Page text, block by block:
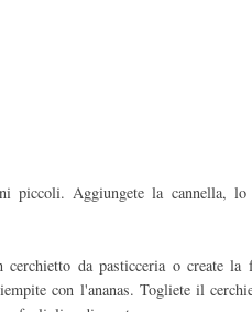
piccoli. Aggiungete la cannella,
da pasticceria o create la
con l'ananas. Togliete il